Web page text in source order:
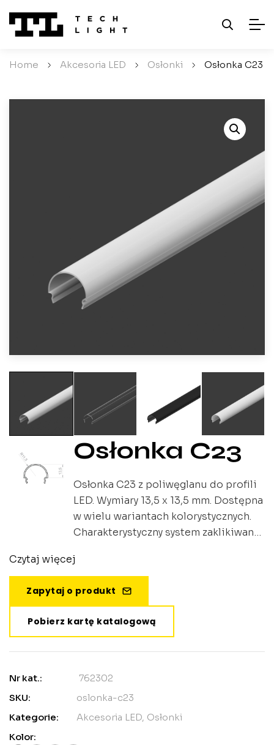
Home / Akcesoria LED / Osłonki / Osłonka C23
Osłonka C23
Osłonka C23 z poliwęglanu do profili
LED. Wymiary 13,5 x 13,5 mm. Dostępna
w wielu wariantach kolorystycznych.
Charakterystyczny system zaklikiwania
Czytaj więcej
Zapytaj o produkt
Pobierz kartę katalogową
Nr kat.:
762302
SKU:
oslonka-c23
Kategorie:
Akcesoria LED, Osłonki
Kolor: